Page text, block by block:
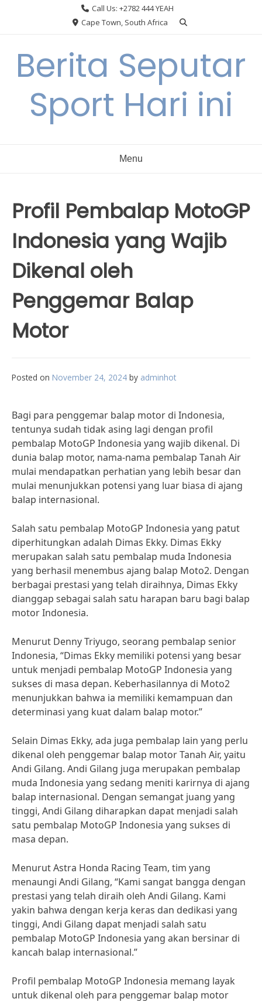
Call Us: +2782 444 YEAH
Cape Town, South Africa
Berita Seputar
Sport Hari ini
Menu
Profil Pembalap MotoGP
Indonesia yang Wajib
Dikenal oleh
Penggemar Balap
Motor
Posted on November 24, 2024 by adminhot
Bagi para penggemar balap motor di Indonesia,
tentunya sudah tidak asing lagi dengan profil
pembalap MotoGP Indonesia yang wajib dikenal. Di
dunia balap motor, nama-nama pembalap Tanah Air
mulai mendapatkan perhatian yang lebih besar dan
mulai menunjukkan potensi yang luar biasa di ajang
balap internasional.
Salah satu pembalap MotoGP Indonesia yang patut
diperhitungkan adalah Dimas Ekky. Dimas Ekky
merupakan salah satu pembalap muda Indonesia
yang berhasil menembus ajang balap Moto2. Dengan
berbagai prestasi yang telah diraihnya, Dimas Ekky
dianggap sebagai salah satu harapan baru bagi balap
motor Indonesia.
Menurut Denny Triyugo, seorang pembalap senior
Indonesia, “Dimas Ekky memiliki potensi yang besar
untuk menjadi pembalap MotoGP Indonesia yang
sukses di masa depan. Keberhasilannya di Moto2
menunjukkan bahwa ia memiliki kemampuan dan
determinasi yang kuat dalam balap motor.”
Selain Dimas Ekky, ada juga pembalap lain yang perlu
dikenal oleh penggemar balap motor Tanah Air, yaitu
Andi Gilang. Andi Gilang juga merupakan pembalap
muda Indonesia yang sedang meniti karirnya di ajang
balap internasional. Dengan semangat juang yang
tinggi, Andi Gilang diharapkan dapat menjadi salah
satu pembalap MotoGP Indonesia yang sukses di
masa depan.
Menurut Astra Honda Racing Team, tim yang
menaungi Andi Gilang, “Kami sangat bangga dengan
prestasi yang telah diraih oleh Andi Gilang. Kami
yakin bahwa dengan kerja keras dan dedikasi yang
tinggi, Andi Gilang dapat menjadi salah satu
pembalap MotoGP Indonesia yang akan bersinar di
kancah balap internasional.”
Profil pembalap MotoGP Indonesia memang layak
untuk dikenal oleh para penggemar balap motor